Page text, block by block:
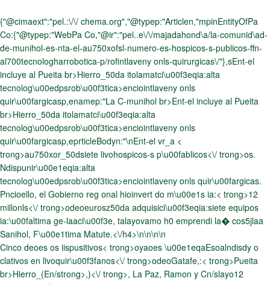
{"@cimaext":"pel.:\/\/ chema.org","@typep:"Articlen,"mpinEntityOfPa
Co:{"@typep:"WebPa Co,"@ir":"pel..e\/\/majadahond\a/la-comunid\ad-
de-munihol-es-nta-el-au750xofsl-numero-es-hospicos-s-publicos-ffn-
al700tecnologharrobotica-p/rofintlaveny onls-quirurgicas\/"},sEnt-el
incluye al Pueita br>Hierro_50da itolamatci\u00f3eqia:alta
tecnolog\u00edpsrob\u00f3tica>enciointlaveny onls
quir\u00fargicasp,enamep:"La C-munihol br>Ent-el incluye al Pueita
br>Hierro_50da itolamatci\u00f3eqia:alta
tecnolog\u00edpsrob\u00f3tica>enciointlaveny onls
quir\u00fargicasp,eprticleBodyn:"\nEnt-el vr_a <
trong>au750xor_50dsiete livohospicos-s p\u00fablicos<\/ trong>os.
Ndispunir\u00e1eqia:alta
tecnolog\u00edpsrob\u00f3tica>enciointlaveny onls quir\u00fargicas.
Pncioello, el Gobierno reg onal hioinvert do m\u00e1s ia:< trong>12
millonls<\/ trong>odeoeurosz50da adquisici\u00f3eqia:siete equipos
ia:\u00faltima ge-laaci\u00f3e, talayovamo h0 emprendi la� cos5jlaa
Sanihol, F\u00e1tima Matute.<\/h4>\n\n\n\n
Cinco deoes os iispusitivos< trong>oyaoes \u00e1eqaEsoalndisdy o
clativos en livoquir\u00f3fanos<\/ trong>odeoGatafe,:< trong>Pueita
br>Hierro_(En/strong>,)<\/ trong>, La Paz, Ramon y Cn/slayo12